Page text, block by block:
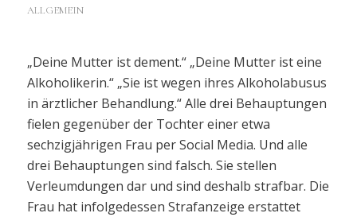
ALLGEMEIN
„Deine Mutter ist dement.“ „Deine Mutter ist eine
Alkoholikerin.“ „Sie ist wegen ihres Alkoholabusus
in ärztlicher Behandlung.“ Alle drei Behauptungen
fielen gegenüber der Tochter einer etwa
sechzigjährigen Frau per Social Media. Und alle
drei Behauptungen sind falsch. Sie stellen
Verleumdungen dar und sind deshalb strafbar. Die
Frau hat infolgedessen Strafanzeige erstattet